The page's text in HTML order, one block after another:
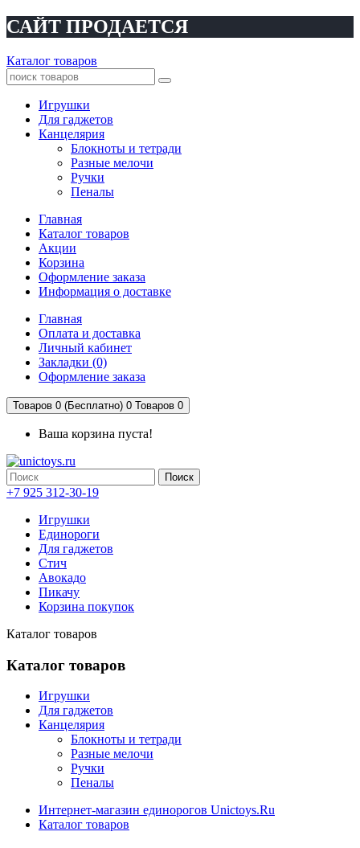
САЙТ ПРОДАЕТСЯ
Каталог товаров
Игрушки
Для гаджетов
Канцелярия
Блокноты и тетради
Разные мелочи
Ручки
Пеналы
Главная
Каталог товаров
Акции
Корзина
Оформление заказа
Информация о доставке
Главная
Оплата и доставка
Личный кабинет
Закладки (0)
Оформление заказа
Товаров 0 (Бесплатно) 0 Товаров 0
Ваша корзина пуста!
Поиск
+7 925 312-30-19
Игрушки
Единороги
Для гаджетов
Стич
Авокадо
Пикачу
Корзина покупок
Каталог товаров
Каталог товаров
Игрушки
Для гаджетов
Канцелярия
Блокноты и тетради
Разные мелочи
Ручки
Пеналы
Интернет-магазин единорогов Unictoys.Ru
Каталог товаров